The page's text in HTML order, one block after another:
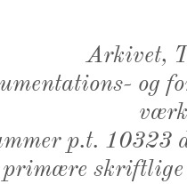
Arkivet,
og
p.t. 10323
primære